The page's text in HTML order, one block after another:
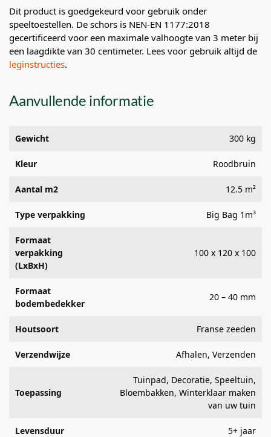
Dit product is goedgekeurd voor gebruik onder
speeltoestellen. De schors is NEN-EN 1177:2018
gecertificeerd voor een maximale valhoogte van 3 meter bij
een laagdikte van 30 centimeter. Lees voor gebruik altijd de
leginstructies.
Aanvullende informatie
Gewicht 300 kg
Kleur Roodbruin
Aantal m2 12.5 m²
Type verpakking Big Bag 1m³
Formaat
verpakking
(LxBxH)
100 x 120 x 100
Formaat
bodembedekker
20 – 40 mm
Houtsoort Franse zeeden
Verzendwijze Afhalen, Verzenden
Toepassing
Tuinpad, Decoratie, Speeltuin,
Bloembakken, Winterklaar maken
van uw tuin
Levensduur 5+ jaar